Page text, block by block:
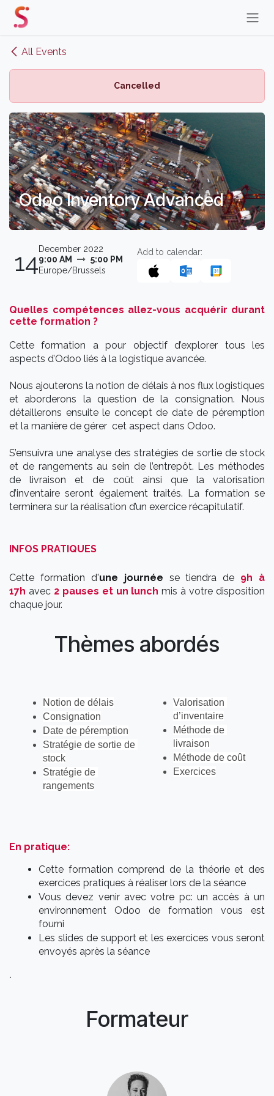
Skip to Content
All Events
Cancelled
Odoo Inventory Advanced
14December 2022
9:00 AM
5:00 PM
Europe/Brussels
Add to calendar:
Quelles compétences allez-vous acquérir durant
cette formation ?
Cette formation a pour objectif d’explorer tous les
aspects d’Odoo liés à la logistique avancée.
Nous ajouterons la notion de délais à nos flux logistiques
et aborderons la question de la consignation. Nous
détaillerons ensuite le concept de date de péremption
et la manière de gérer cet aspect dans Odoo.
S’ensuivra une analyse des stratégies de sortie de stock
et de rangements au sein de l’entrepôt. Les méthodes
de livraison et de coût ainsi que la valorisation
d’inventaire seront également traités. La formation se
terminera sur la réalisation d’un exercice récapitulatif.
INFOS PRATIQUES
Cette formation d'une journée se tiendra de 9h à
17h avec 2 pauses et un lunch mis à votre disposition
chaque jour.
Thèmes abordés
Notion de délais
Consignation
Date de péremption
Stratégie de sortie de
stock
Stratégie de
rangements
Valorisation
d’inventaire
Méthode de
livraison
Méthode de coût
Exercices
En pratique:
Cette formation comprend de la théorie et des
exercices pratiques à réaliser lors de la séance
Vous devez venir avec votre pc: un accès à un
environnement Odoo de formation vous est
fourni
Les slides de support et les exercices vous seront
envoyés après la séance
.
Formateur